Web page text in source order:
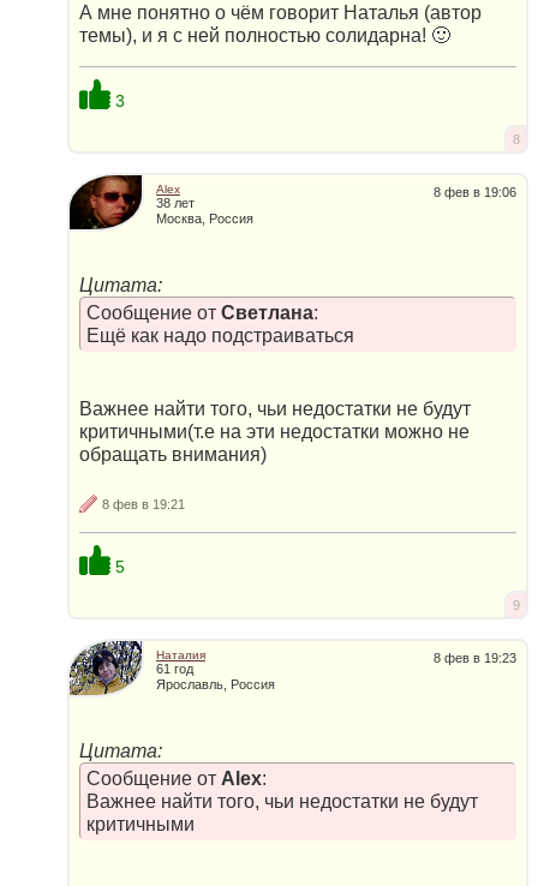
А мне понятно о чём говорит Наталья (автор
темы), и я с ней полностью солидарна! 🙂
3
8
8 фев в 19:06
Alex
38 лет
Москва, Россия
Цитата:
Сообщение от Светлана:
Ещё как надо подстраиваться
Важнее найти того, чьи недостатки не будут
критичными(т.е на эти недостатки можно не
обращать внимания)
8 фев в 19:21
5
9
8 фев в 19:23
Наталия
61 год
Ярославль, Россия
Цитата:
Сообщение от Alex:
Важнее найти того, чьи недостатки не будут
критичными